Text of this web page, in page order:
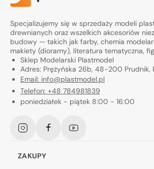
Specjalizujemy się w sprzedaży modeli
drewnianych oraz wszelkich akcesoriów
budowy — takich jak farby, chemia
makiety (dioramy), literatura tematyczna,
Sklep Modelarski Plastmodel
Adres: Prężyńska 26b, 48-200 Prudnik,
Email: info@plastmodel.pl
Telefon: +48 784981839
poniedziałek - piątek 8:00 - 16:00
InstagramFacebookYouTube
ZAKUPY